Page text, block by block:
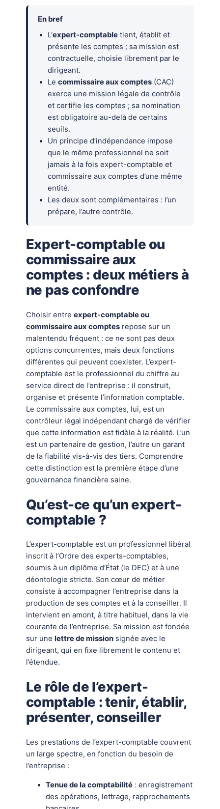
En bref
L’expert-comptabletient, établit et
présente les comptes ; sa mission est
contractuelle, choisie librement par le
dirigeant.
Le commissaire aux comptes(CAC)
exerce une mission légale de contrôle
et certifie les comptes ; sa nomination
est obligatoire au-delà de certains
seuils.
Un principe d’indépendance impose
que le même professionnel ne soit
jamais à la fois expert-comptable et
commissaire aux comptes d’une même
entité.
Les deux sont complémentaires : l’un
prépare, l’autre contrôle.
Expert-comptable ou
commissaire aux
comptes : deux métiers à
ne pas confondre
Choisir entre expert-comptable ou
commissaire aux comptesrepose sur un
malentendu fréquent : ce ne sont pas deux
options concurrentes, mais deux fonctions
différentes qui peuvent coexister. L’expert-
comptable est le professionnel du chiffre au
service direct de l’entreprise : il construit,
organise et présente l’information comptable.
Le commissaire aux comptes, lui, est un
contrôleur légal indépendant chargé de vérifier
que cette information est fidèle à la réalité. L’un
est un partenaire de gestion, l’autre un garant
de la fiabilité vis-à-vis des tiers. Comprendre
cette distinction est la première étape d’une
gouvernance financière saine.
Qu’est-ce qu’un expert-
comptable ?
L’expert-comptable est un professionnel libéral
inscrit à l’Ordre des experts-comptables,
soumis à un diplôme d’État (le DEC) et à une
déontologie stricte. Son cœur de métier
consiste à accompagner l’entreprise dans la
production de ses comptes et à la conseiller. Il
intervient en amont, à titre habituel, dans la vie
courante de l’entreprise. Sa mission est fondée
sur une lettre de missionsignée avec le
dirigeant, qui en fixe librement le contenu et
l’étendue.
Le rôle de l’expert-
comptable : tenir, établir,
présenter, conseiller
Les prestations de l’expert-comptable couvrent
un large spectre, en fonction du besoin de
l’entreprise :
Tenue de la comptabilité: enregistrement
des opérations, lettrage, rapprochements